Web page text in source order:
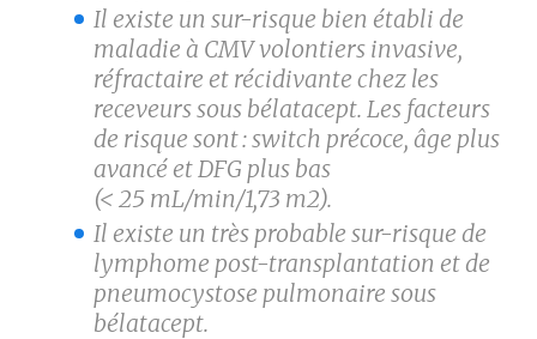
Il existe un sur-risque bien établi de
maladie à CMV volontiers invasive,
réfractaire et récidivante chez les
receveurs sous bélatacept. Les facteurs
de risque sont : switch précoce, âge plus
avancé et DFG plus bas
(< 25 mL/min/1,73 m2).
Il existe un très probable sur-risque de
lymphome post-transplantation et de
pneumocystose pulmonaire sous
bélatacept.